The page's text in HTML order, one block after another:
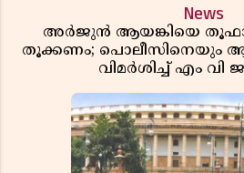
News
അർജുൻ ആയങ്കിയെ
തൂക്കണം; പൊലീസിനെയും
വിമർശിച്ച് എം വി